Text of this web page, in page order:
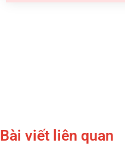
Bài viết liên quan